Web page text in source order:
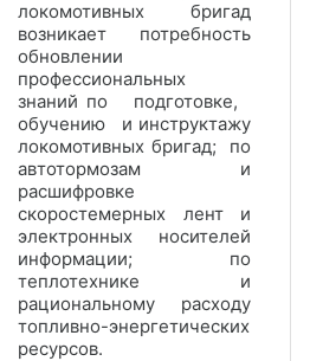
локомотивных бригад
возникает потребность
обновлении
профессиональных
знаний по подготовке,
обучению и инструктажу
локомотивных бригад; по
автотормозам и
расшифровке
скоростемерных лент и
электронных носителей
информации; по
теплотехнике и
рациональному расходу
топливно-энергетических
ресурсов.